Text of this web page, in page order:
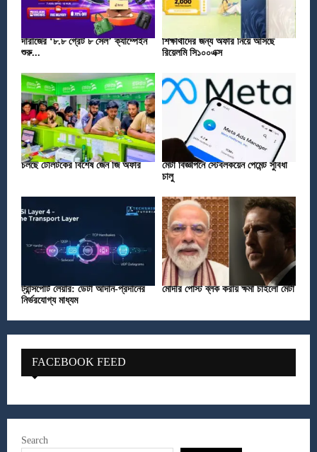
দারাজের ‘৮.৮ গ্রেট ৮ সেল’ ক্যাম্পেইন
শুরু...
শিক্ষার্থীদের জন্য অফার নিয়ে আসছে
রিয়েলমি সি১০০এক্স
চলছে টেলিটকের বিশেষ জেন জি অফার
মেটা বিজ্ঞাপনে স্টেবলকয়েন পেমেন্ট সুবিধা
চালু
ট্রান্সপোর্ট লেয়ার: ডেটা আদান-প্রদানের
নির্ভরযোগ্য মাধ্যম
মোদীর পোস্ট ব্লক করায় ক্ষমা চাইলো মেটা
FACEBOOK FEED
Search